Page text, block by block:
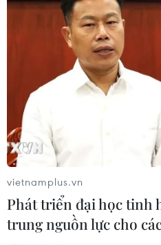
Gareth Southgate
tuyển Anh
'Điểm danh' 5 cầu thủ
địch bóng đá châu Âu
Đức tổ chức giải đấu
toàn tuyệt đối
“Lão tướng” Thomas
quốc gia sau EURO
vietnamplus.vn
Phát triển đại học tinh
trung nguồn lực cho